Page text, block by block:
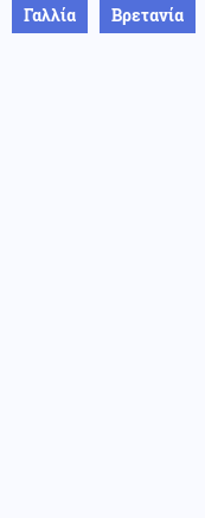
Γαλλία Βρετανία